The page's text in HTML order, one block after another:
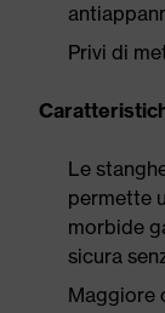
Privi di
Le
permette
morbide
sicura
Maggiore